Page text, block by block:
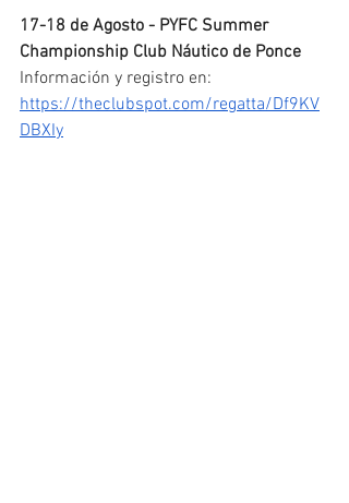
17-18 de Agosto - PYFC Summer
Championship Club Náutico de Ponce
Información y registro en:
https://theclubspot.com/regatta/Df9KV
DBXIy